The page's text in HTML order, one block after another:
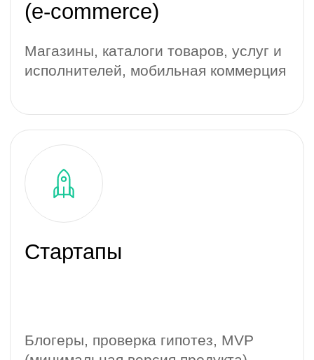
знаний, опросы, расписание занятий
Фитнес и спорт
Фитнес клубы, трени­ровочные
программы и дневники